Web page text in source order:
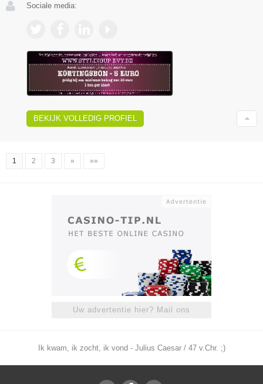
Sociale media:
BEKIJK VOLLEDIG PROFIEL
1 2 3 » »»
Uw advertentie hier? Mail ons
Ik kwam, ik zocht, ik vond - Julius Caesar / 47 v.Chr. ;)